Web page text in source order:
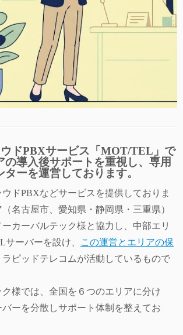
ドPBXサービス「MOT/TEL」で
の導入後サポートを重視し、専用
ーを運営しております。
ドPBXなどサービスを提供しておりま
名古屋市、愛知県・静岡県・三重県）
カーバルテック様と協力し、中部エリ
サーバーを設け、
この運営とエリアの保
ラピッドテレコムが活動しているもので
ク様では、全国を６つのエリアに分け
ーを分散しサポート体制を整えてお